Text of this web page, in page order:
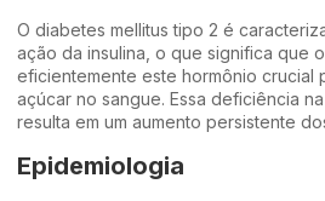
O diabetes mellitus tipo 2 é
ação da insulina, o que significa que
eficientemente este hormônio crucial
açúcar no sangue. Essa deficiência
resulta em um aumento persistente
Epidemiologia